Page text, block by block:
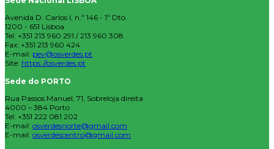
Avenida D. Carlos I, n.º 146 - 1º Dto.
1200 - 651 Lisboa
Tel: +351 213 960 291 / 213 960 308
Fax: +351 213 960 424
E-mail: pev@osverdes.pt
Site: https://osverdes.pt
Sede do PORTO
Rua Passos Manuel, 71, Sobreloja direita
4000 – 384 Porto
Tel: +351 222 081 202
E-mail: osverdesnorte@gmail.com
E-mail: osverdescentro@gmail.com